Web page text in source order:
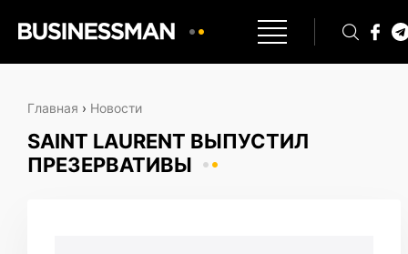
Главная › Новости
SAINT LAURENT ВЫПУСТИЛ
ПРЕЗЕРВАТИВЫ